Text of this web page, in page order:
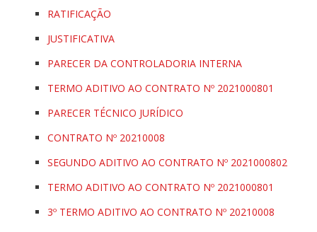
RATIFICAÇÃO
JUSTIFICATIVA
PARECER DA CONTROLADORIA INTERNA
TERMO ADITIVO AO CONTRATO Nº 2021000801
PARECER TÉCNICO JURÍDICO
CONTRATO Nº 20210008
SEGUNDO ADITIVO AO CONTRATO Nº 2021000802
TERMO ADITIVO AO CONTRATO Nº 2021000801
3º TERMO ADITIVO AO CONTRATO Nº 20210008